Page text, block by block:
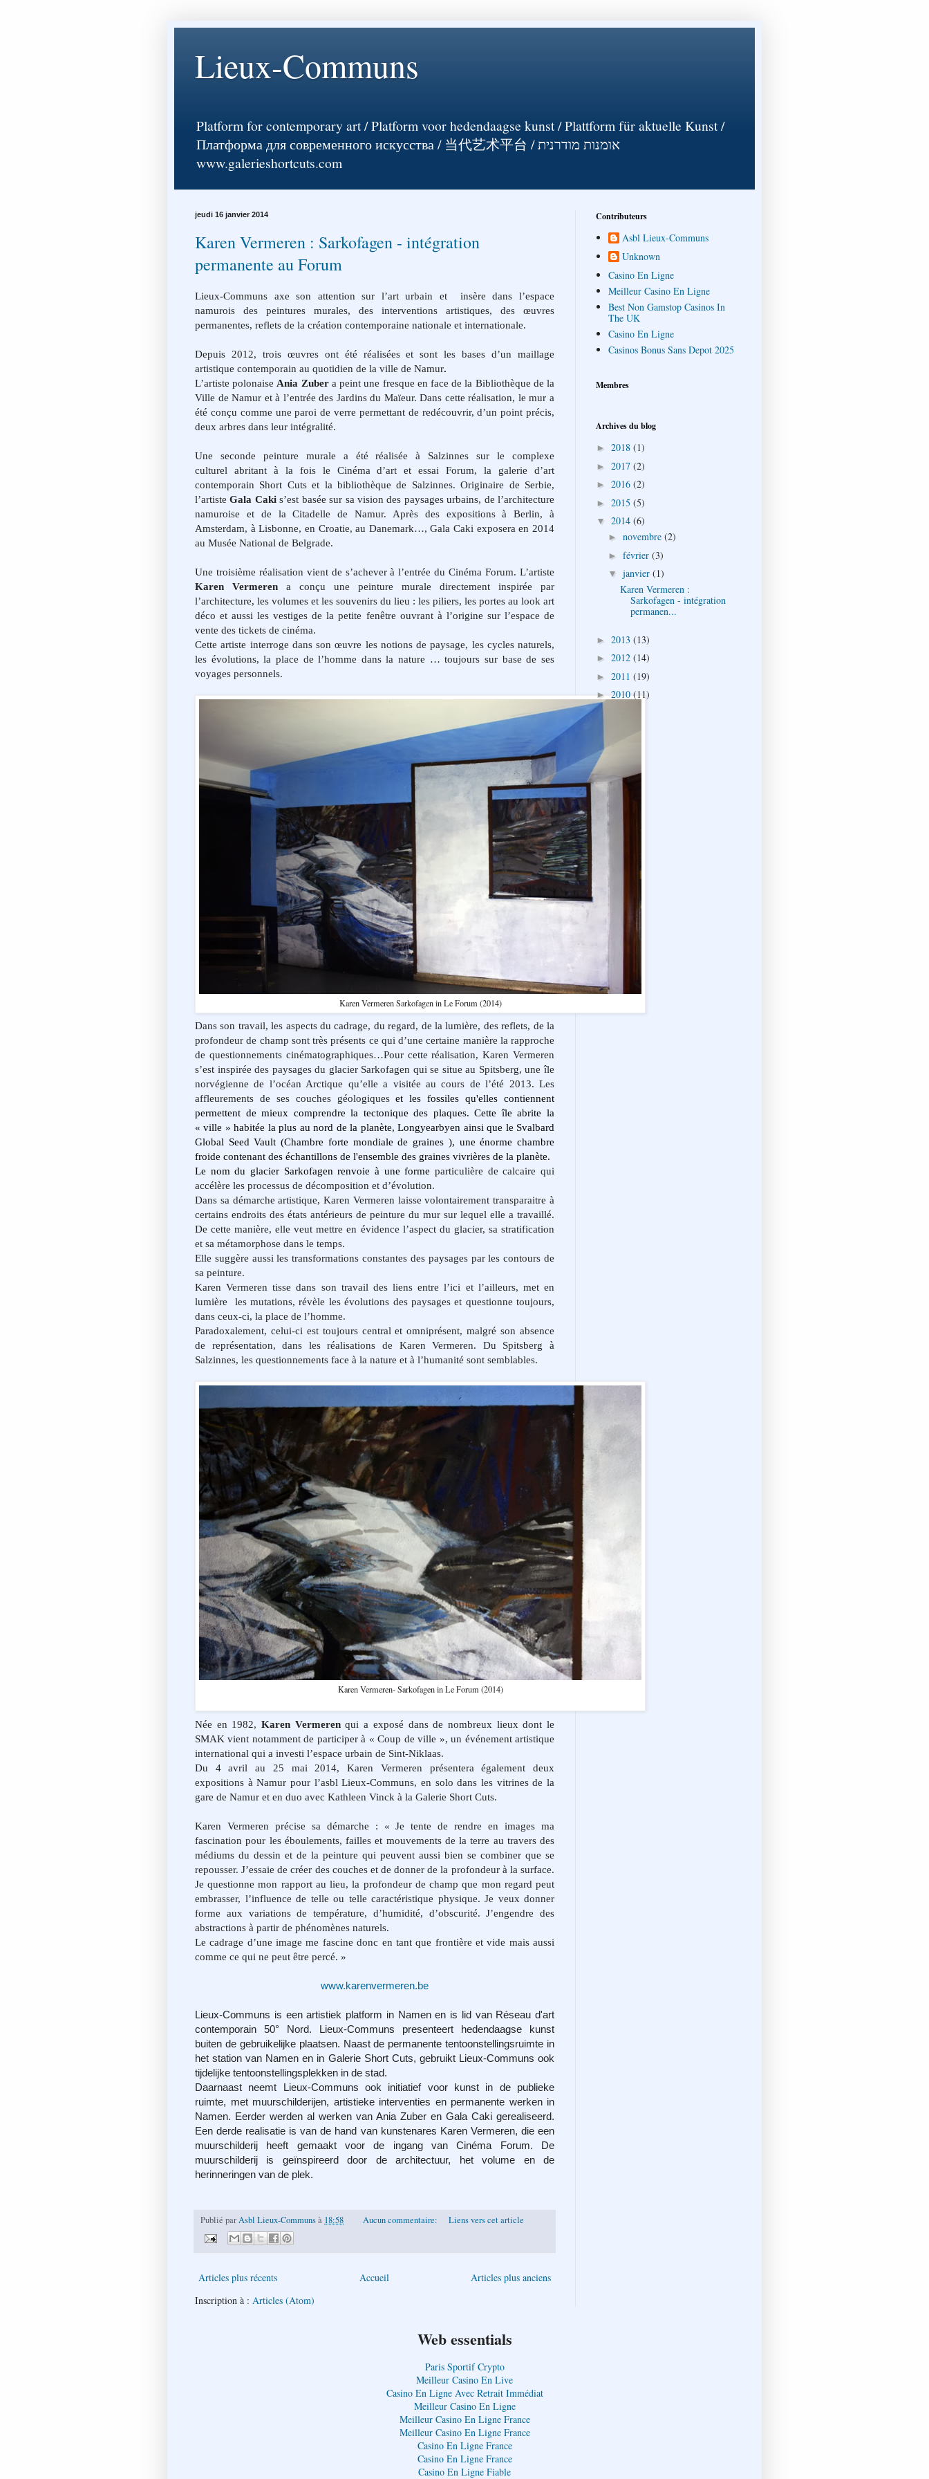
Lieux-Communs
Platform for contemporary art / Platform voor hedendaagse kunst / Plattform für aktuelle Kunst /
Платформа для современного искусства / 当代艺术平台 / אומנות מודרנית
www.galerieshortcuts.com
jeudi 16 janvier 2014
Karen Vermeren : Sarkofagen - intégration
permanente au Forum
Lieux-Communs axe son attention sur l’art urbain et
insère dans l’espace
namurois des peintures murales, des interventions artistiques, des œuvres
permanentes, reflets de la création contemporaine nationale et internationale.
Depuis 2012, trois œuvres ont été réalisées et sont les bases d’un maillage
artistique contemporain au quotidien de la ville de Namur.
L’artiste polonaise Ania Zubera peint une fresque en face de la Bibliothèque de la
Ville de Namur et à l’entrée des Jardins du Maïeur.Dans cette réalisation, le mur a
été conçu comme une paroi de verre permettant de redécouvrir, d’un point précis,
deux arbres dans leur intégralité.
Une seconde peinture murale a été réalisée à Salzinnes sur le complexe
culturel abritant à la fois le Cinéma d’art et essai Forum, la galerie d’art
contemporain Short Cuts et la bibliothèque de Salzinnes.Originaire de Serbie,
l’artisteGala Cakis’est basée sur sa vision des paysages urbains, de l’architecture
namuroise et de la Citadelle de Namur. Après des expositions à Berlin, à
Amsterdam, à Lisbonne, en Croatie, au Danemark…, Gala Caki exposera en 2014
au Musée National de Belgrade.
Une troisième réalisation vient de s’achever à l’entrée du Cinéma Forum. L’artiste
Karen Vermeren a conçu une peinture murale directement inspirée par
l’architecture, les volumes et les souvenirs du lieu : les piliers, les portes au look art
déco et aussi les vestiges de la petite fenêtre ouvrant à l’origine sur l’espace de
vente des tickets de cinéma.
Cette artiste interroge dans son œuvre les notions de paysage, les cycles naturels,
les évolutions, la place de l’homme dans la nature … toujours sur base de ses
voyages personnels.
Karen Vermeren Sarkofagen in Le Forum (2014)
Dans son travail, les aspects du cadrage, du regard, de la lumière, des reflets, de la
profondeur de champ sont très présents ce qui d’une certaine manière la rapproche
de questionnements cinématographiques…Pour cette réalisation, Karen Vermeren
s’est inspirée des paysages du glacier Sarkofagen qui se situe au Spitsberg, une île
norvégienne de l’océan Arctique qu’elle a visitée au cours de l’été 2013. Les
affleurements de ses couches géologiqueset les fossiles qu'elles contiennent
permettent de mieux comprendre la tectonique des plaques. Cette île abrite la
« ville » habitée la plus au nord de la planète, Longyearbyen ainsi que le Svalbard
Global Seed Vault (Chambre forte mondiale de graines ), une énorme chambre
froide contenant des échantillons de l'ensemble des graines vivrières de la planète.
Le nom du glacier Sarkofagen renvoie à une forme particulière de calcaire qui
accélère les processus de décomposition et d’évolution.
Dans sa démarche artistique, Karen Vermeren laisse volontairement transparaitre à
certains endroits des états antérieurs de peinture du mur sur lequel elle a travaillé.
De cette manière, elle veut mettre en évidence l’aspect du glacier, sa stratification
et sa métamorphose dans le temps.
Elle suggère aussi les transformations constantes des paysages par les contours de
sa peinture.
Karen Vermeren tisse dans son travail des liens entre l’ici et l’ailleurs, met en
lumière
les mutations, révèle les évolutions des paysages et questionne toujours,
dans ceux-ci, la place de l’homme.
Paradoxalement, celui-ci est toujours central et omniprésent, malgré son absence
de représentation, dans les réalisations de Karen Vermeren. Du Spitsberg à
Salzinnes, les questionnements face à la nature et à l’humanité sont semblables.
Karen Vermeren- Sarkofagen in Le Forum (2014)
Née en 1982,Karen Vermerenqui a exposé dans de nombreux lieux dont le
SMAK vient notamment de participer à « Coup de ville », un événement artistique
international qui a investi l’espace urbain de Sint-Niklaas.
Du 4 avril au 25 mai 2014, Karen Vermeren présentera également deux
expositions à Namur pour l’asbl Lieux-Communs, en solo dans les vitrines de la
gare de Namur et en duo avec Kathleen Vinck à la Galerie Short Cuts.
Karen Vermeren précise sa démarche : « Je tente de rendre en images ma
fascination pour les éboulements, failles et mouvements de la terre au travers des
médiums du dessin et de la peinture qui peuvent aussi bien se combiner que se
repousser. J’essaie de créer des couches et de donner de la profondeur à la surface.
Je questionne mon rapport au lieu, la profondeur de champ que mon regard peut
embrasser, l’influence de telle ou telle caractéristique physique. Je veux donner
forme aux variations de température, d’humidité, d’obscurité. J’engendre des
abstractions à partir de phénomènes naturels.
Le cadrage d’une image me fascine donc en tant que frontière et vide mais aussi
comme ce qui ne peut être percé. »
www.karenvermeren.be
Lieux-Communs is een artistiek platform in Namen en is lid van Réseau d'art
contemporain 50° Nord. Lieux-Communs presenteert hedendaagse kunst
buiten de gebruikelijke plaatsen. Naast de permanente tentoonstellingsruimte in
het station van Namen en in Galerie Short Cuts, gebruikt Lieux-Communs ook
tijdelijke tentoonstellingsplekken in de stad.
Daarnaast neemt Lieux-Communs ook initiatief voor kunst in de publieke
ruimte, met muurschilderijen, artistieke interventies en permanente werken in
Namen. Eerder werden al werken van Ania Zuber en Gala Caki gerealiseerd.
Een derde realisatie is van de hand van kunstenares Karen Vermeren, die een
muurschilderij heeft gemaakt voor de ingang van Cinéma Forum. De
muurschilderij is geïnspireerd door de architectuur, het volume en de
herinneringen van de plek.
Publié parAsbl Lieux-Communsà 18:58 Aucun commentaire: Liens vers cet article
Articles plus récents Articles plus anciens
Accueil
Inscription à : Articles (Atom)
Contributeurs
Asbl Lieux-Communs
Unknown
Casino En Ligne
Meilleur Casino En Ligne
Best Non Gamstop Casinos In
The UK
Casino En Ligne
Casinos Bonus Sans Depot 2025
Membres
Archives du blog
► 2018 (1)
► 2017 (2)
► 2016 (2)
► 2015 (5)
▼ 2014 (6)
► novembre (2)
► février (3)
▼ janvier (1)
Karen Vermeren :
Sarkofagen - intégration
permanen...
► 2013 (13)
► 2012 (14)
► 2011 (19)
►2010(11)
Web essentials
Paris Sportif Crypto
Meilleur Casino En Live
Casino En Ligne Avec Retrait Immédiat
Meilleur Casino En Ligne
Meilleur Casino En Ligne France
Meilleur Casino En Ligne France
Casino En Ligne France
Casino En Ligne France
Casino En Ligne Fiable